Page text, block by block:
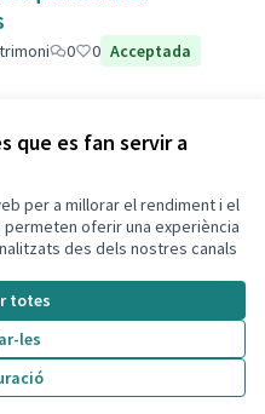
que es fan servir a
per a millorar el rendiment i el
oferir una experiència
des dels nostres canals
totes
les
0 0 Acceptada
Amb
(Enllaç